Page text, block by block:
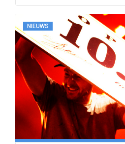
NIEUWS